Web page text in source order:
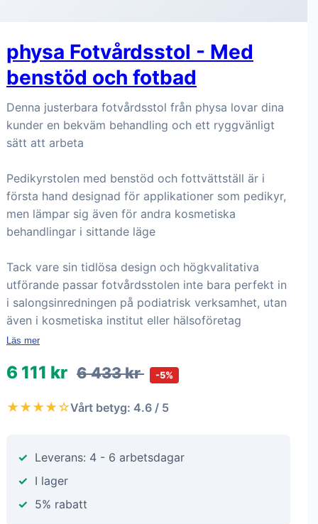
physa Fotvårdsstol - Med
benstöd och fotbad
Denna justerbara fotvårdsstol från physa lovar dina
kunder en bekväm behandling och ett ryggvänligt
sätt att arbeta
Pedikyrstolen med benstöd och fottvättställ är i
första hand designad för applikationer som pedikyr,
men lämpar sig även för andra kosmetiska
behandlingar i sittande läge
Tack vare sin tidlösa design och högkvalitativa
utförande passar fotvårdsstolen inte bara perfekt in
i salongsinredningen på podiatrisk verksamhet, utan
även i kosmetiska institut eller hälsoföretag
Läs mer
6 111 kr 6 433 kr -5%
★★★★☆Vårt betyg: 4.6 / 5
Leverans: 4 - 6 arbetsdagar
I lager
5% rabatt